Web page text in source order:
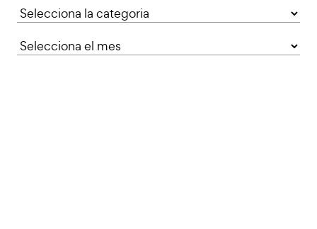
Categories